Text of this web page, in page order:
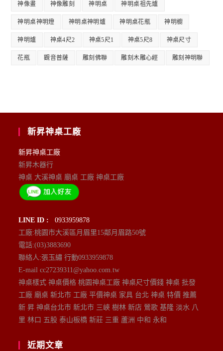
神像畫 神像雕刻 神明桌 神明桌祖先爐
神明桌神明燈 神明桌神明爐 神明桌花瓶 神明櫥
神明爐 神桌4尺2 神桌5尺1 神桌5尺8 神桌尺寸
花瓶 觀音普薩 雕刻佛聯 雕刻木雕心經 雕刻神明聯
新昇神桌工廠
新昇神桌工廠
新昇木器行
神桌 大溪神桌 廟桌 工廠 神桌工廠
LINE ID :
0933959878
工廠:桃園市大溪區月眉里15鄰月眉路50號
電話:(03)3883690
聯絡人:張玉繡 行動0933959878
E-mail cc27239311@yahoo.com.tw
神桌樣式 神桌價格 桃園神桌工廠 神桌尺寸價錢 神桌 批發
工廠 廟桌 新北市 工廠 平價神桌 家具 台北 神桌 特價 推薦
新 昇 神桌台北市 新北市 三峽 樹林 新店 鶯歌 基隆 淡水 八
里 林口 五股 泰山板橋 新莊 三重 蘆洲 中和 永和
近期文章